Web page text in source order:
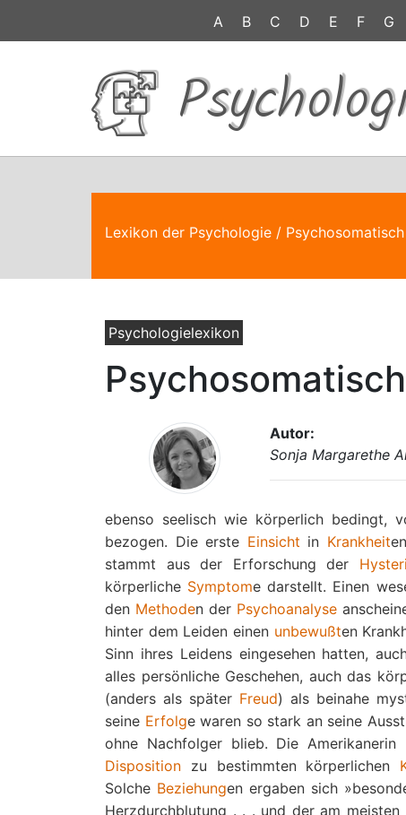
A B C D E F G
Lexikon der Psychologie / Psychosomatisch
Psychologielexikon
Psychosomatisch
Autor:
Sonja Margarethe
ebenso seelisch wie körperlich bedingt,
bezogen. Die erste Einsicht in Krankheit
stammt aus der Erforschung der
körperliche Symptome darstellt. Einen
den Methoden der Psychoanalyse
hinter dem Leiden einen unbewußten
Sinn ihres Leidens eingesehen hatten,
alles persönliche Geschehen, auch das
(anders als später Freud) als beinahe
seine Erfolge waren so stark an seine
ohne Nachfolger blieb. Die
Disposition zu bestimmten körperlichen
Solche Beziehungen ergaben sich
Herzdurchblutung . . . und der am